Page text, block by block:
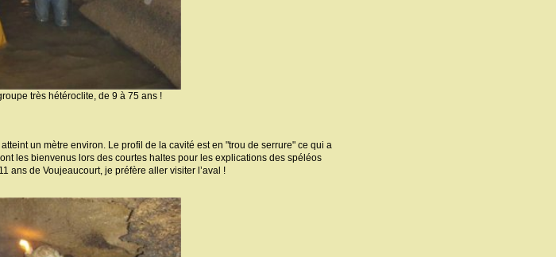
très hétéroclite, de 9 à 75 ans !
un mètre environ. Le profil de la cavité est en "trou de serrure" ce qui a
les bienvenus lors des courtes haltes pour les explications des spéléos
ans de Voujeaucourt, je préfère aller visiter l’aval !